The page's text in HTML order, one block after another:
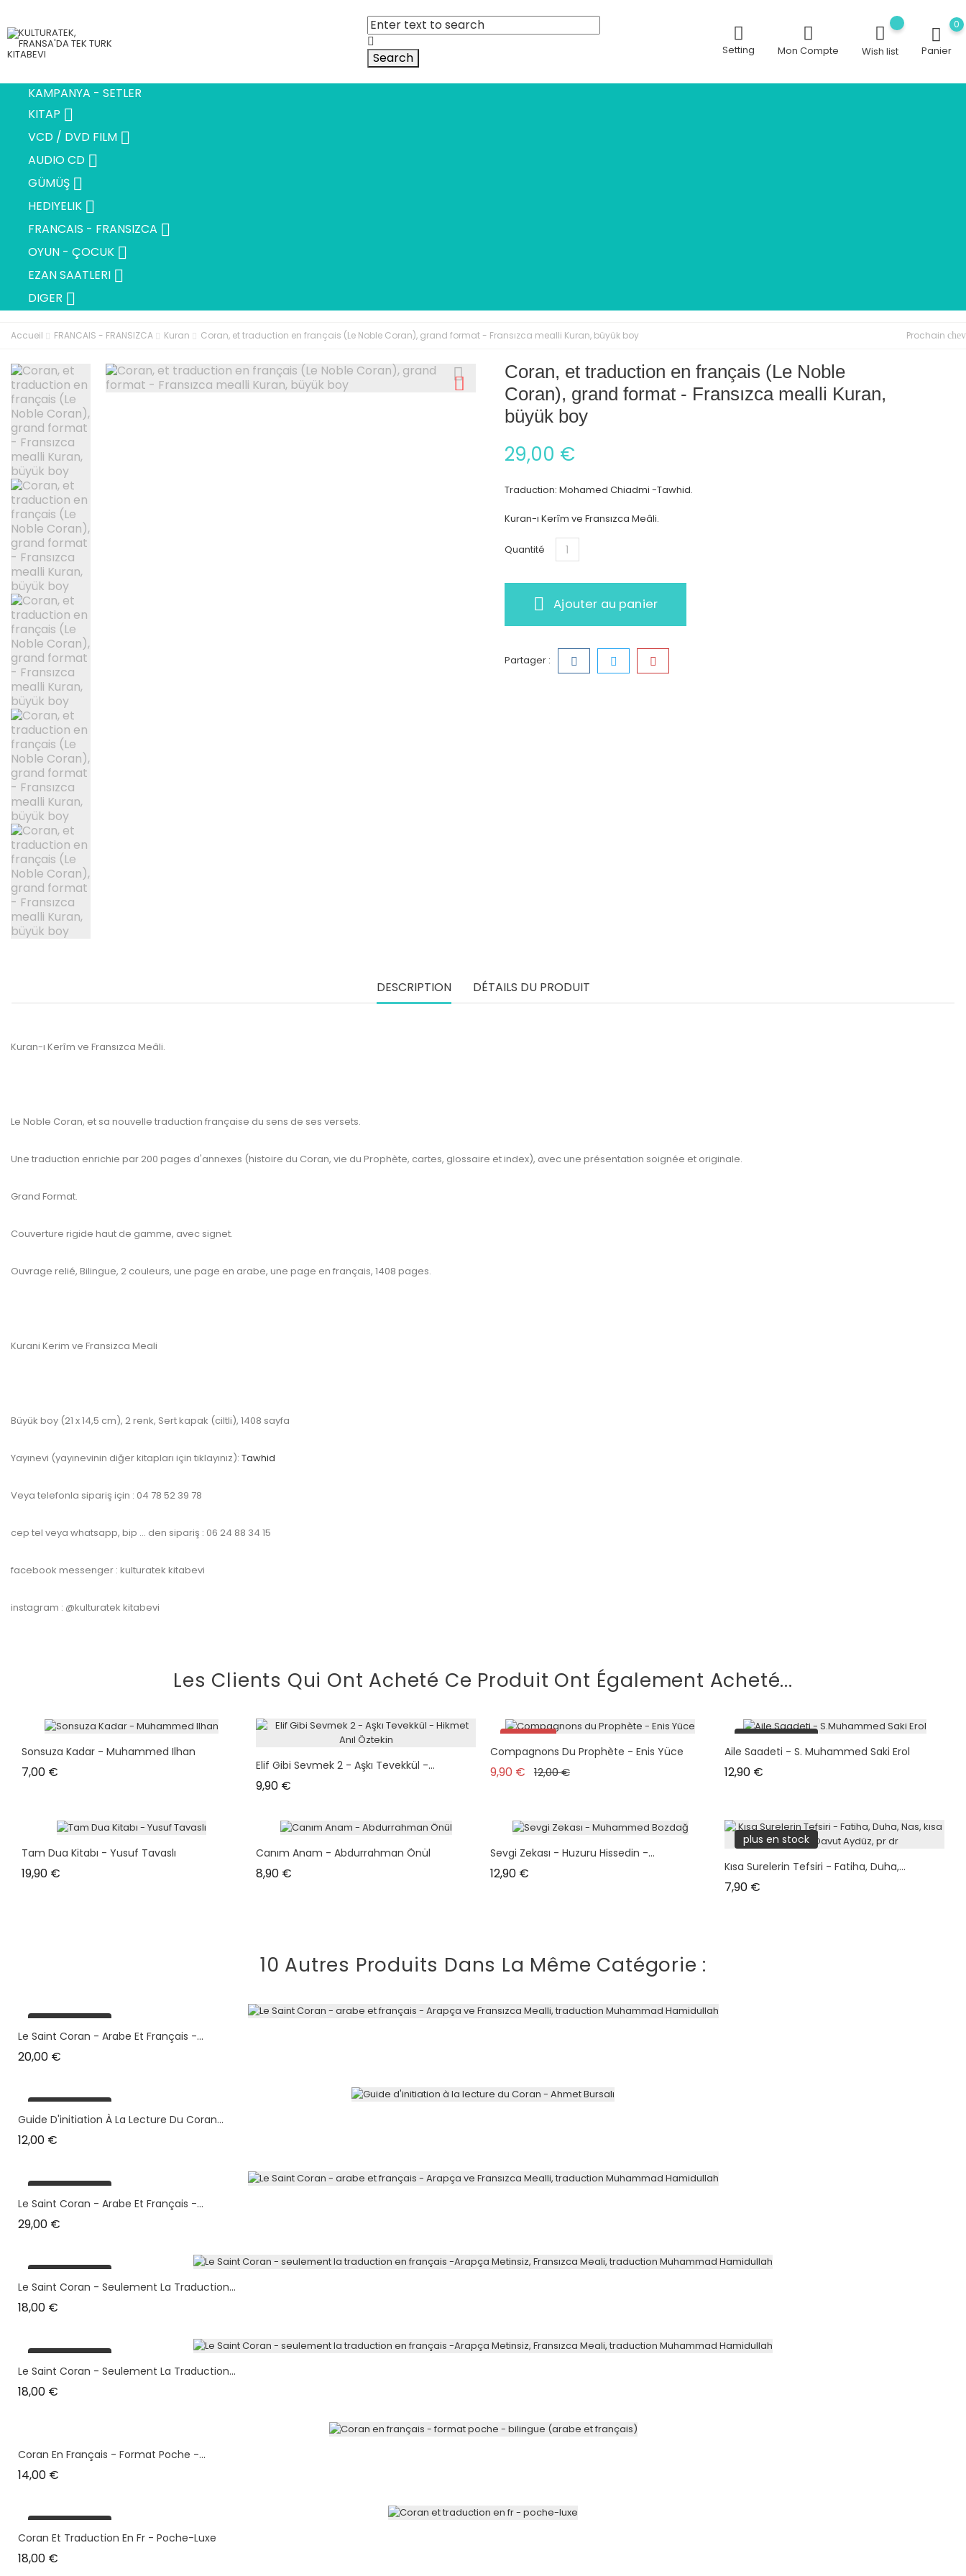
Search Setting Mon Compte Wish list
0
Panier
KAMPANYA - SETLER
KITAP 
VCD / DVD FILM 
AUDIO CD 
GÜMÜŞ 
HEDIYELIK 
FRANCAIS - FRANSIZCA 
OYUN - ÇOCUK 
EZAN SAATLERI 
DIGER 
Accueil FRANCAIS - FRANSIZCA Kuran Coran, et traduction en français (Le Noble Coran), grand format - Fransızca mealli Kuran, büyük boy Prochain
Coran, et traduction en français (Le Noble
Coran), grand format - Fransızca mealli Kuran,
büyük boy
29,00 €
Traduction: Mohamed Chiadmi -Tawhid.
Kuran-ı Kerîm ve Fransızca Meâli.
Quantité
Ajouter au panier
Partager :
DESCRIPTION DÉTAILS DU PRODUIT
Kuran-ı Kerîm ve Fransızca Meâli.
Le Noble Coran, et sa nouvelle traduction française du sens de ses versets.
Une traduction enrichie par 200 pages d'annexes (histoire du Coran, vie du Prophète, cartes, glossaire et index), avec une présentation soignée et originale.
Grand Format.
Couverture rigide haut de gamme, avec signet.
Ouvrage relié, Bilingue, 2 couleurs, une page en arabe, une page en français, 1408 pages.
Kurani Kerim ve Fransizca Meali
Büyük boy (21 x 14,5 cm), 2 renk, Sert kapak (ciltli), 1408 sayfa
Yayınevi (yayınevinin diğer kitapları için tıklayınız): Tawhid
Veya telefonla sipariş için : 04 78 52 39 78
cep tel veya whatsapp, bip … den sipariş : 06 24 88 34 15
facebook messenger : kulturatek kitabevi
instagram : @kulturatek kitabevi
Les Clients Qui Ont Acheté Ce Produit Ont Également Acheté...
Sonsuza Kadar - Muhammed Ilhan
7,00 € Elif Gibi Sevmek 2 - Aşkı Tevekkül -...
9,90 €
Promo !
plus en stock
Compagnons Du Prophète - Enis Yüce
9,90 € Prix de base
12,00 €Prix
plus en stock
Aile Saadeti - S. Muhammed Saki Erol
12,90 €
Tam Dua Kitabı - Yusuf Tavaslı
19,90 €
Canım Anam - Abdurrahman Önül
8,90 €
Sevgi Zekası - Huzuru Hissedin -...
12,90 €
plus en stock
Kısa Surelerin Tefsiri - Fatiha, Duha,...
7,90 €
10 Autres Produits Dans La Même Catégorie :
plus en stock
Le Saint Coran - Arabe Et Français -...
20,00 €
plus en stock
Guide D'initiation À La Lecture Du Coran...
12,00 €
plus en stock
Le Saint Coran - Arabe Et Français -...
29,00 €
plus en stock
Le Saint Coran - Seulement La Traduction...
18,00 €
plus en stock
Le Saint Coran - Seulement La Traduction...
18,00 €
Coran En Français - Format Poche -...
14,00 €
plus en stock
Coran Et Traduction En Fr - Poche-Luxe
18,00 €